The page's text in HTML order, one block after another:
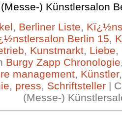
) Künstlersalon
Berliner Liste
Berlin 15
Kunstmarkt, Liebe
Burgy Zapp Chronologie
management, Künstler
press Schriftsteller |
(Messe-)